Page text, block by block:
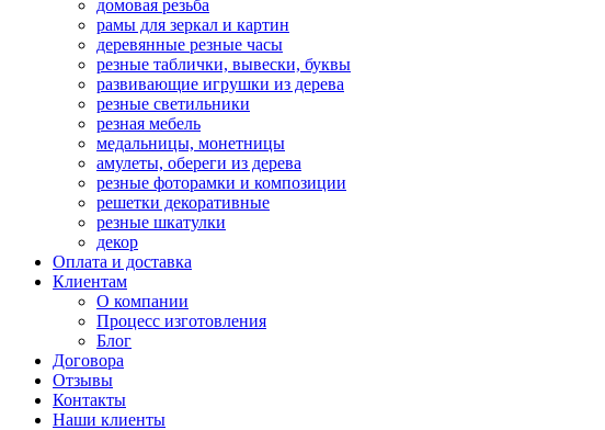
домовая резьба
рамы для зеркал и картин
деревянные резные часы
резные таблички, вывески, буквы
развивающие игрушки из дерева
резные светильники
резная мебель
медальницы, монетницы
амулеты, обереги из дерева
резные фоторамки и композиции
решетки декоративные
резные шкатулки
декор
Оплата и доставка
Клиентам
О компании
Процесс изготовления
Блог
Договора
Отзывы
Контакты
Наши клиенты